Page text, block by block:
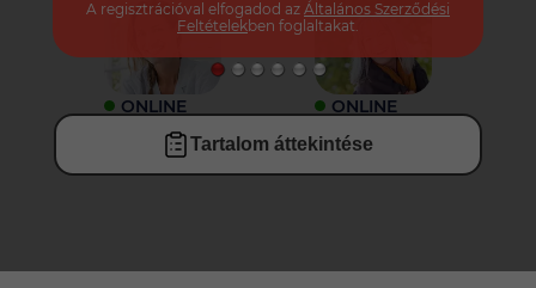
ONLINE ONLINE
Tartalom áttekintése
A regisztrációval elfogadod az Általános Szerződési
Feltételekben foglaltakat.